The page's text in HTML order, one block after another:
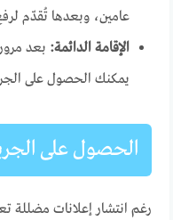
عامين، وبعدها تُقدّم
الإقامة الدائمة: بعد
يمكنك الحصول على
الحصول على
رغم انتشار إعلانات مضللة